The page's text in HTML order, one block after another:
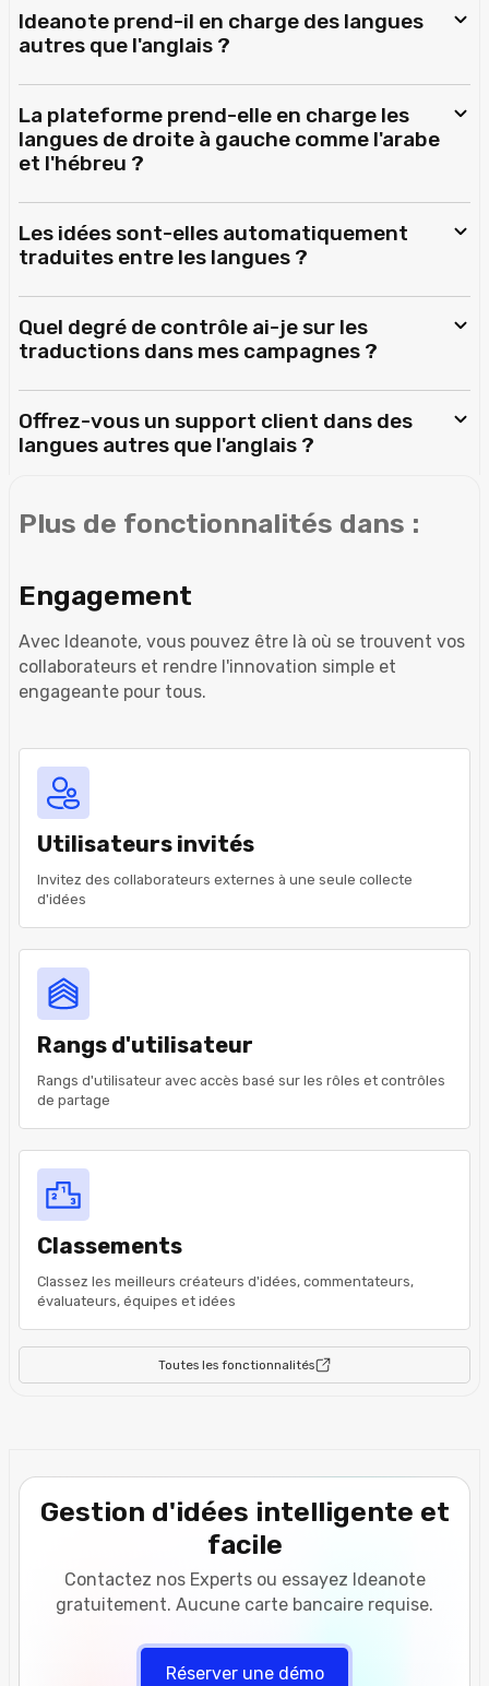
Ideanote prend-il en charge des langues
autres que l'anglais ?
La plateforme prend-elle en charge les
langues de droite à gauche comme l'arabe
et l'hébreu ?
Les idées sont-elles automatiquement
traduites entre les langues ?
Quel degré de contrôle ai-je sur les
traductions dans mes campagnes ?
Offrez-vous un support client dans des
langues autres que l'anglais ?
Plus de fonctionnalités dans :
Engagement
Avec Ideanote, vous pouvez être là où se trouvent vos
collaborateurs et rendre l'innovation simple et
engageante pour tous.
Utilisateurs invités
Invitez des collaborateurs externes à une seule collecte
d'idées
Rangs d'utilisateur
Rangs d'utilisateur avec accès basé sur les rôles et contrôles
de partage
Classements
Classez les meilleurs créateurs d'idées, commentateurs,
évaluateurs, équipes et idées
Toutes les fonctionnalités
Gestion d'idées intelligente et
facile
Contactez nos Experts ou essayez Ideanote
gratuitement. Aucune carte bancaire requise.
Réserver une démo